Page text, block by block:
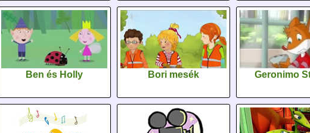
Ben és Holly Bori mesék Geronimo